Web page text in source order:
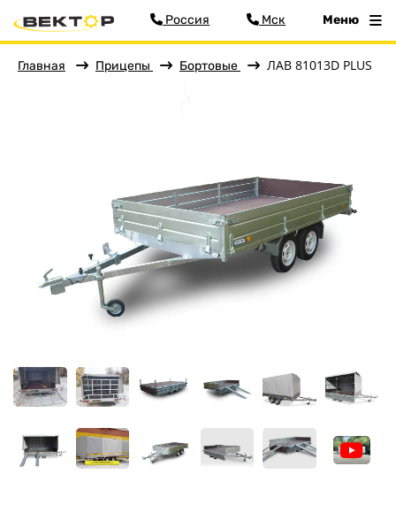
Меню
Главная
Для водной техники
Спец. назначения
Одноосные
Двухосные
Фильтр
Россия Мск Меню
Главная Прицепы Бортовые ЛАВ 81013D PLUS